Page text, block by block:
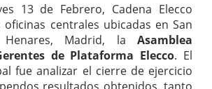
13 de Febrero, Cadena Elecco
centrales ubicadas en San
Madrid, la Asamblea
de Plataforma Elecco. El
fue analizar el cierre de ejercicio